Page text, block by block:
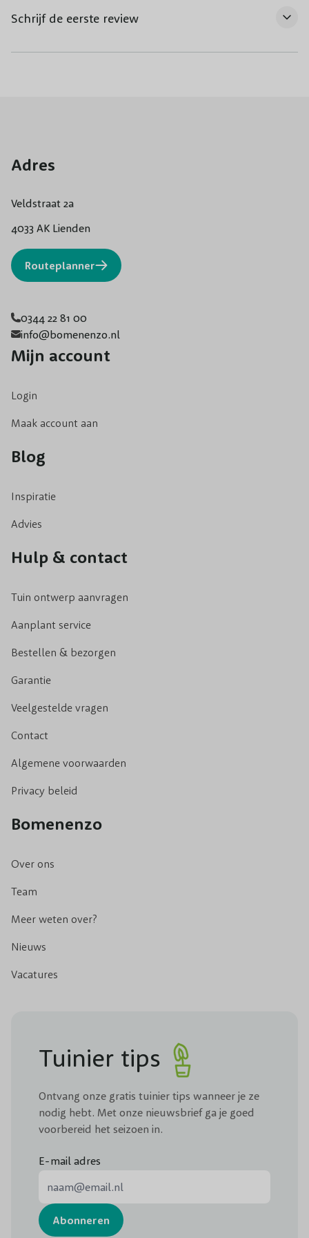
Schrijf de eerste review
Adres
Veldstraat 2a
4033 AK Lienden
Routeplanner
0344 22 81 00
info@bomenenzo.nl
Mijn account
Login
Maak account aan
Blog
Inspiratie
Advies
Hulp & contact
Tuin ontwerp aanvragen
Aanplant service
Bestellen & bezorgen
Garantie
Veelgestelde vragen
Contact
Algemene voorwaarden
Privacy beleid
Bomenenzo
Over ons
Team
Meer weten over?
Nieuws
Vacatures
Tuinier tips
Ontvang onze gratis tuinier tips wanneer je ze
nodig hebt. Met onze nieuwsbrief ga je goed
voorbereid het seizoen in.
E-mail adres
Abonneren